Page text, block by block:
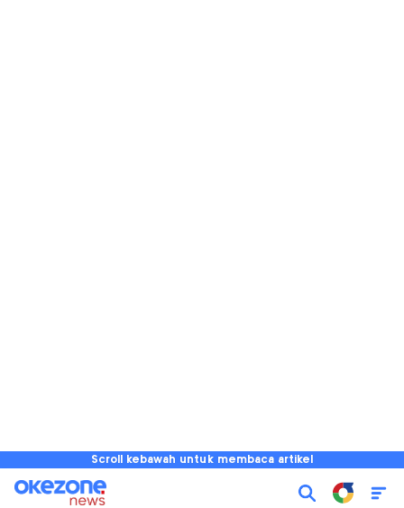
Scroll kebawah untuk membaca artikel